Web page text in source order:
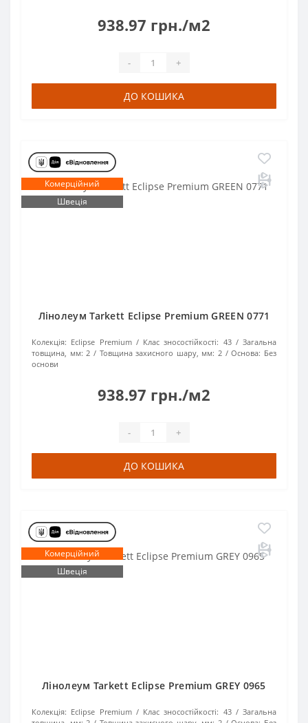
938.97 грн./м2
- +
ДО КОШИКА
Комерційний
Швеція
Лінолеум Tarkett Eclipse Premium GREEN 0771
Колекція: Eclipse Premium Клас зносостійкості: 43
Загальна
товщина, мм: 2 Товщина захисного шару, мм: 2 Основа: Без
основи
938.97 грн./м2
- +
ДО КОШИКА
Комерційний
Швеція
Лінолеум Tarkett Eclipse Premium GREY 0965
Колекція: Eclipse Premium Клас зносостійкості: 43
Загальна